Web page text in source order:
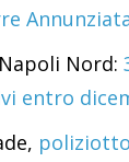
Nord:
entro